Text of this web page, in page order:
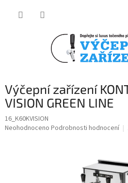
Výčepní zařízení
VISION GREEN LINE
16_K60KVISION
Průměrné
Neohodnoceno Podrobnosti hodnocení